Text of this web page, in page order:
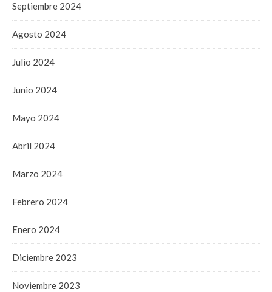
Septiembre 2024
Agosto 2024
Julio 2024
Junio 2024
Mayo 2024
Abril 2024
Marzo 2024
Febrero 2024
Enero 2024
Diciembre 2023
Noviembre 2023